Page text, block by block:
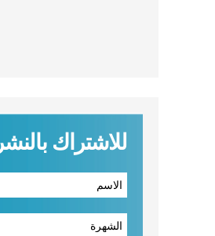
للاشتراك